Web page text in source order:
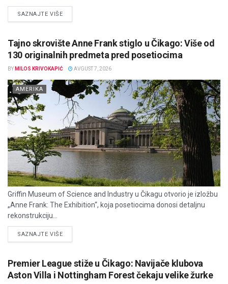
SAZNAJTE VIŠEDETAILS
Tajno skrovište Anne Frank stiglo u Čikago: Više od
130 originalnih predmeta pred posetiocima
BY MILOS KRIVOKAPIĆ AVGUST 7, 2026
AMERIKA
Griffin Museum of Science and Industry u Čikagu otvorio je izložbu
„Anne Frank: The Exhibition“, koja posetiocima donosi detaljnu
rekonstrukciju...
SAZNAJTE VIŠEDETAILS
Premier League stiže u Čikago: Navijače klubova
Aston Villa i Nottingham Forest čekaju velike žurke